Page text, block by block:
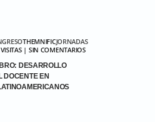
THEMNIFICJORNADAS
| SIN COMENTARIOS
DESARROLLO
DOCENTE EN